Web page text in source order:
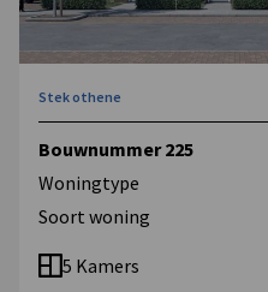
Stek othene
Bouwnummer 225
Woningtype
Soort woning
5 Kamers